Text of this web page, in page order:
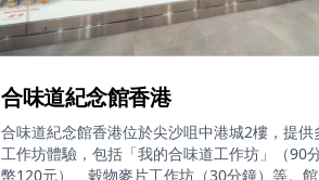
合味道紀念館香港
合味道紀念館香港位於尖沙咀中港城2樓，提供
工作坊體驗，包括「我的合味道工作坊」（90
幣120元）、穀物麥片工作坊（30分鐘）等。館